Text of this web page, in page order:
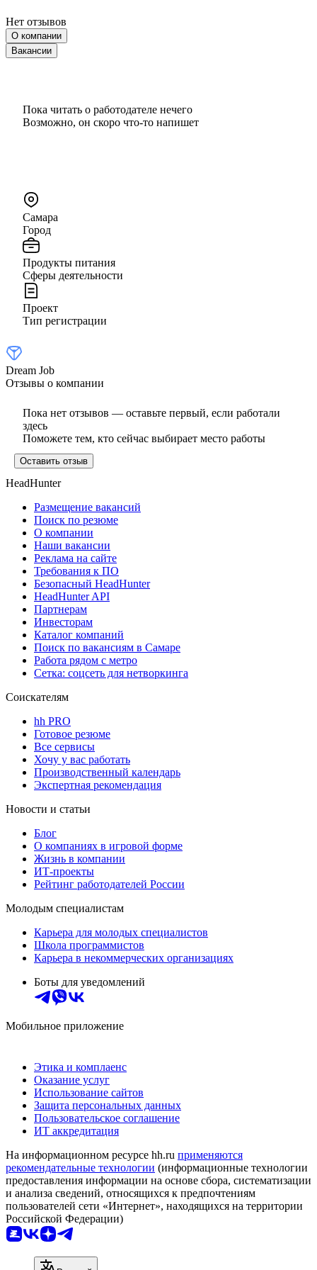
Нет отзывов
О компании
Вакансии
Пока читать о работодателе нечего
Возможно, он скоро что‑то напишет
Самара
Город
Продукты питания
Сферы деятельности
Проект
Тип регистрации
Dream Job
Отзывы о компании
Пока нет отзывов — оставьте первый, если работали
здесь
Поможете тем, кто сейчас выбирает место работы
Оставить отзыв
HeadHunter
Размещение вакансий
Поиск по резюме
О компании
Наши вакансии
Реклама на сайте
Требования к ПО
Безопасный HeadHunter
HeadHunter API
Партнерам
Инвесторам
Каталог компаний
Поиск по вакансиям в Самаре
Работа рядом с метро
Сетка: соцсеть для нетворкинга
Соискателям
hh PRO
Готовое резюме
Все сервисы
Хочу у вас работать
Производственный календарь
Экспертная рекомендация
Новости и статьи
Блог
О компаниях в игровой форме
Жизнь в компании
ИТ-проекты
Рейтинг работодателей России
Молодым специалистам
Карьера для молодых специалистов
Школа программистов
Карьера в некоммерческих организациях
Боты для уведомлений
Мобильное приложение
Этика и комплаенс
Оказание услуг
Использование сайтов
Защита персональных данных
Пользовательское соглашение
ИТ аккредитация
На информационном ресурсе hh.ru применяются
рекомендательные технологии (информационные технологии
предоставления информации на основе сбора, систематизации
и анализа сведений, относящихся к предпочтениям
пользователей сети «Интернет», находящихся на территории
Российской Федерации)